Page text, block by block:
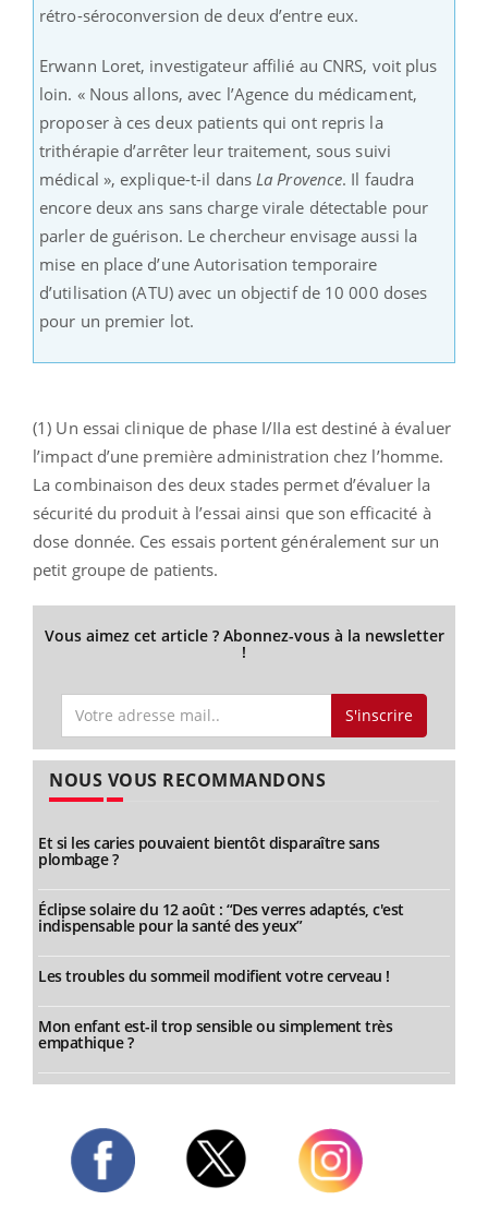
rétro-séroconversion de deux d’entre eux.
Erwann Loret, investigateur affilié au CNRS, voit plus
loin. « Nous allons, avec l’Agence du médicament,
proposer à ces deux patients qui ont repris la
trithérapie d’arrêter leur traitement, sous suivi
médical », explique-t-il dansLa Provence. Il faudra
encore deux ans sans charge virale détectable pour
parler de guérison. Le chercheur envisage aussi la
mise en place d’une Autorisation temporaire
d’utilisation (ATU) avec un objectif de 10 000 doses
pour un premier lot.
(1) Un essai clinique de phase I/IIa est destiné à évaluer
l’impact d’une première administration chez l’homme.
La combinaison des deux stades permet d’évaluer la
sécurité du produit à l’essai ainsi que son efficacité à
dose donnée. Ces essais portent généralement sur un
petit groupe de patients.
Vous aimez cet article ? Abonnez-vous à la newsletter
!
S'inscrire
NOUS VOUS RECOMMANDONS
Et si les caries pouvaient bientôt disparaître sans
plombage ?
Éclipse solaire du 12 août : “Des verres adaptés, c'est
indispensable pour la santé des yeux”
Les troubles du sommeil modifient votre cerveau !
Mon enfant est-il trop sensible ou simplement très
empathique ?